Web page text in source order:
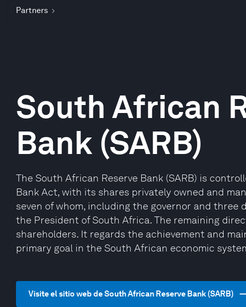
Partners
South African
Bank (SARB)
The South African Reserve Bank (SARB) is
Bank Act, with its shares privately owned and
seven of whom, including the governor and three
the President of South Africa. The remaining
shareholders. It regards the achievement and
primary goal in the South African economic
Visite el sitio web de South African Reserve Bank (SARB)